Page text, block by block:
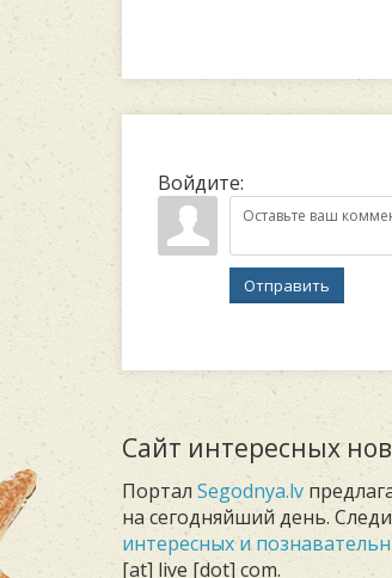
Войдите:
Отправить
Сайт интересных
Портал Segodnya.lv
на сегодняйший день.
интересных и
[at] live [dot] com.